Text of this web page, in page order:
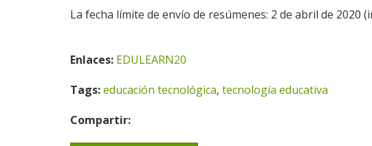
La fecha límite de envío de resúmenes: 2 de abril de 2020
Enlaces: EDULEARN20
Tags:educación tecnológica, tecnología educativa
Compartir: